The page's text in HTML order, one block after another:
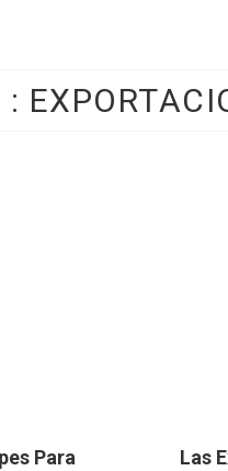
:
Para
Las